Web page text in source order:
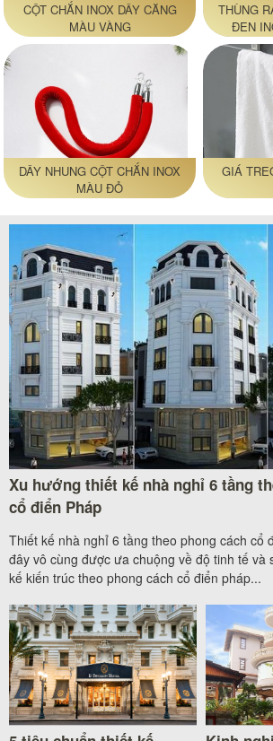
CỘT CHẮN INOX DÂY CĂNG
MÀU VÀNG
THÙNG
ĐEN
DÂY NHUNG CỘT CHẮN INOX
MÀU ĐỎ
GIÁ
Xu hướng thiết kế nhà nghỉ 6 tầng
cổ điển Pháp
Thiết kế nhà nghỉ 6 tầng theo phong cách cổ
đây vô cùng được ưa chuộng về độ tinh tế và
kế kiến trúc theo phong cách cổ điển pháp...